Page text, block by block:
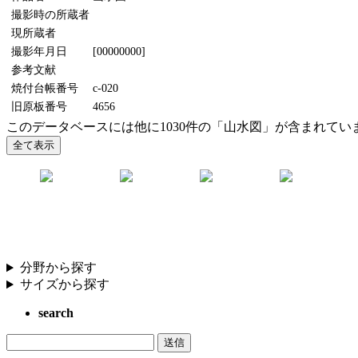
撮影時の所蔵者
現所蔵者
撮影年月日
[00000000]
参考文献
焼付台帳番号
c-020
旧原板番号
4656
このデータベースには他に1030件の「山水図」が含まれてい
分野から探す
サイズから探す
search